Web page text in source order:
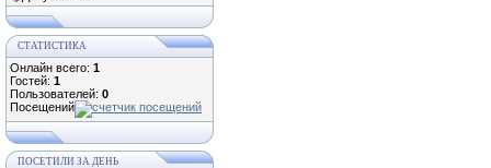
СТАТИСТИКА
Онлайн всего: 1
Гостей: 1
Пользователей: 0
Посещений
ПОСЕТИЛИ ЗА ДЕНЬ